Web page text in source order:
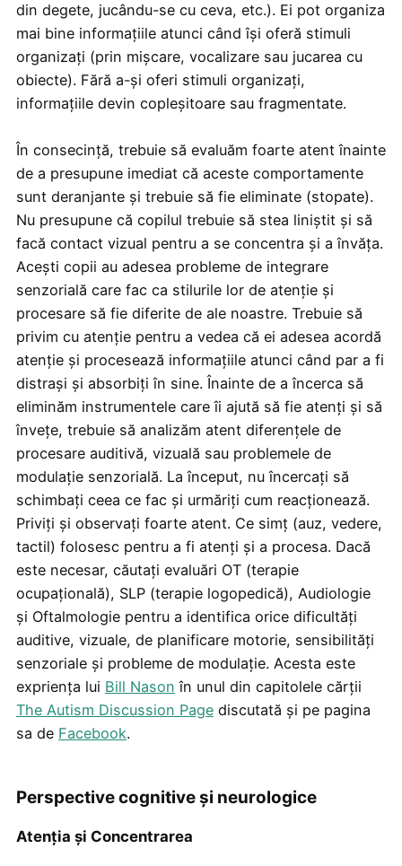
din degete, jucându-se cu ceva, etc.). Ei pot organiza
mai bine informațiile atunci când își oferă stimuli
organizați (prin mișcare, vocalizare sau jucarea cu
obiecte). Fără a-și oferi stimuli organizați,
informațiile devin copleșitoare sau fragmentate.
În consecință, trebuie să evaluăm foarte atent înainte
de a presupune imediat că aceste comportamente
sunt deranjante și trebuie să fie eliminate (stopate).
Nu presupune că copilul trebuie să stea liniștit și să
facă contact vizual pentru a se concentra și a învăța.
Acești copii au adesea probleme de integrare
senzorială care fac ca stilurile lor de atenție și
procesare să fie diferite de ale noastre. Trebuie să
privim cu atenție pentru a vedea că ei adesea acordă
atenție și procesează informațiile atunci când par a fi
distrași și absorbiți în sine. Înainte de a încerca să
eliminăm instrumentele care îi ajută să fie atenți și să
învețe, trebuie să analizăm atent diferențele de
procesare auditivă, vizuală sau problemele de
modulație senzorială. La început, nu încercați să
schimbați ceea ce fac și urmăriți cum reacționează.
Priviți și observați foarte atent. Ce simț (auz, vedere,
tactil) folosesc pentru a fi atenți și a procesa. Dacă
este necesar, căutați evaluări OT (terapie
ocupațională), SLP (terapie logopedică), Audiologie
și Oftalmologie pentru a identifica orice dificultăți
auditive, vizuale, de planificare motorie, sensibilități
senzoriale și probleme de modulație. Acesta este
expriența lui Bill Nason în unul din capitolele cărții
The Autism Discussion Pagediscutată și pe pagina
sa de Facebook.
Perspective cognitive și neurologice
Atenția și Concentrarea